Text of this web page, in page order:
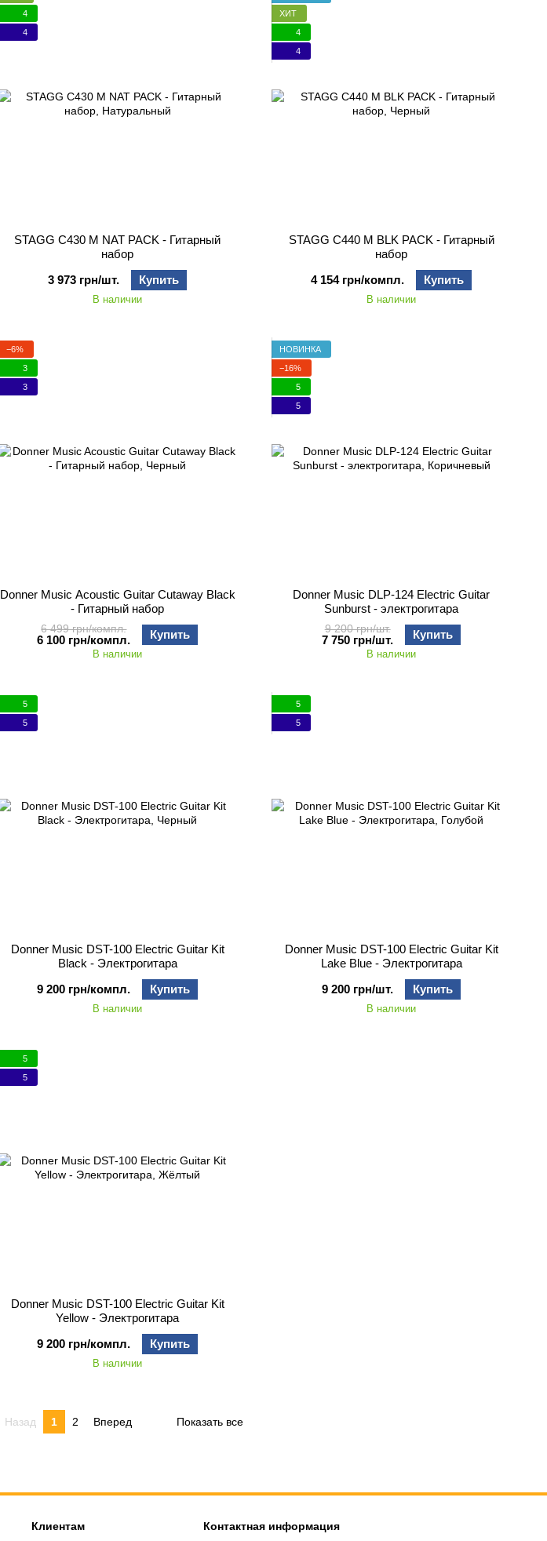
4
4
STAGG C430 M NAT PACK - Гитарный
набор
3 973 грн/шт.
Купить
В наличии
ХИТ
4
4
STAGG C440 M BLK PACK - Гитарный
набор
4 154 грн/компл.
Купить
В наличии
−6%
3
3
Donner Music Acoustic Guitar Cutaway Black
- Гитарный набор
6 499 грн/компл.
6 100 грн/компл. Купить
В наличии
НОВИНКА
−16%
5
5
Donner Music DLP-124 Electric Guitar
Sunburst - электрогитара
9 200 грн/шт.
7 750 грн/шт. Купить
В наличии
5
5
Donner Music DST-100 Electric Guitar Kit
Black - Электрогитара
9 200 грн/компл.
Купить
В наличии
5
5
Donner Music DST-100 Electric Guitar Kit
Lake Blue - Электрогитара
9 200 грн/шт.
Купить
В наличии
5
5
Donner Music DST-100 Electric Guitar Kit
Yellow - Электрогитара
9 200 грн/компл.
Купить
В наличии
Назад 1 2 Вперед Показать все
Клиентам Контактная информация